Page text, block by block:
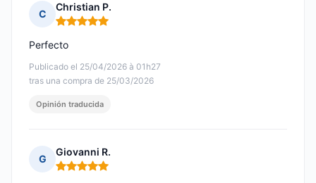
C
Christian P.
Nota: 5 de 5
Publicado el 25/04/2026 à 01h27
tras una compra de 25/03/2026
Perfecto
Opinión traducida
G
Giovanni R.
Nota: 5 de 5